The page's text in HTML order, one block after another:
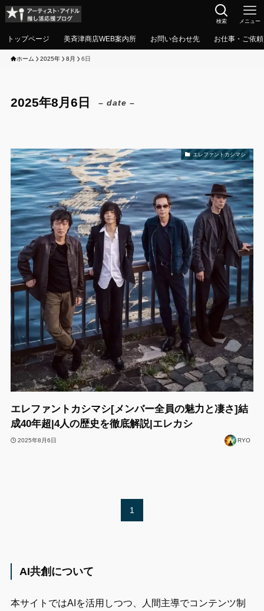
検索 メニュー
トップページ 美斉津商店WEB案内所 お問い合わせ先 お仕事・ご依
ホーム 2025年 8月 6日
2025年8月6日 – date –
エレファントカシマシ
エレファントカシマシ[メンバー全員の魅力と凄さ]結
成40年超|4人の歴史を徹底解説|エレカシ
2025年8月6日 RYO
1
AI共創について
本サイトではAIを活用しつつ、人間主導でコンテンツ制